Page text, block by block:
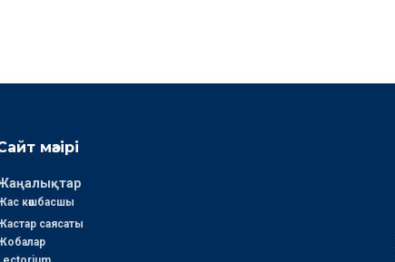
мәзірі
көшбасшы
саясаты